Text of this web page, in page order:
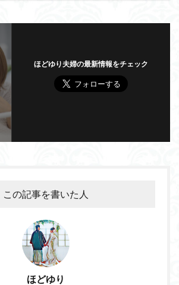
ほどゆり夫婦の最新情報をチェック
この記事を書いた人
ほどゆり